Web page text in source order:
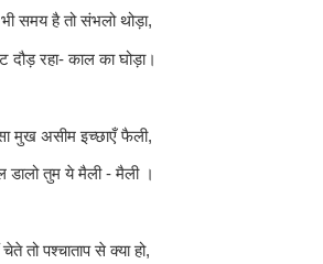
समय है तो संभलो थोड़ा,
दौड़ रहा- काल का घोड़ा।
मुख असीम इच्छाएँ फैली,
तुम ये मैली - मैली ।
चेते तो पश्चाताप से क्या हो,